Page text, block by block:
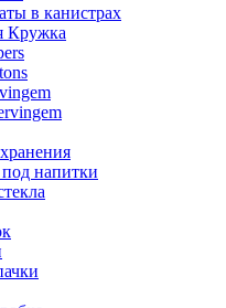
в канистрах
Кружка
напитки